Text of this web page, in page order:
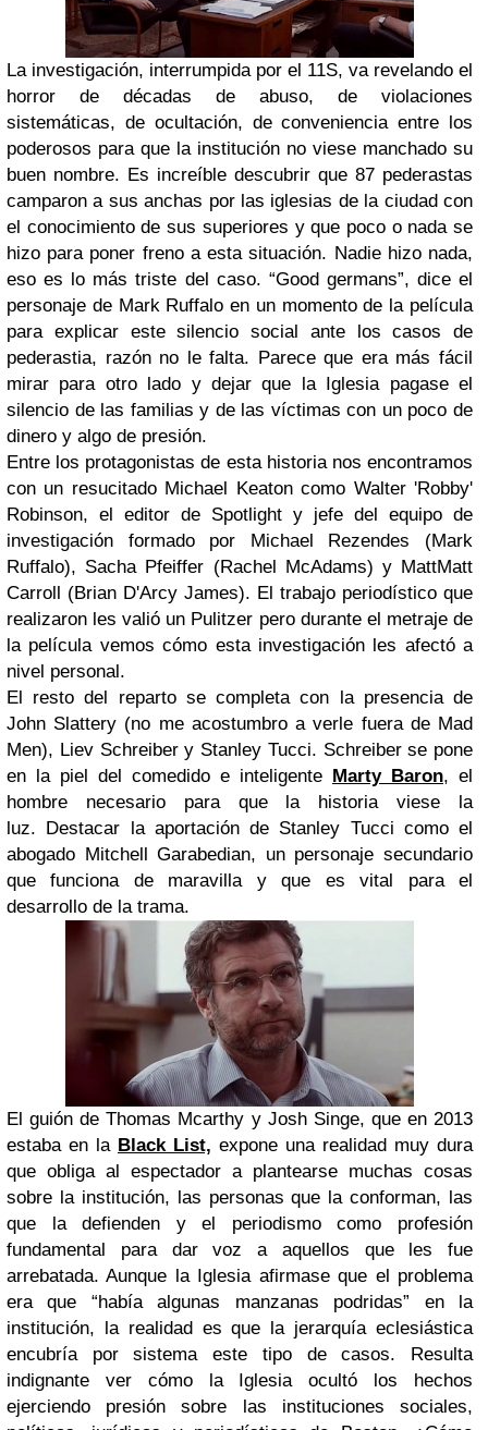
La investigación, interrumpida por el 11S, va revelando el
horror de décadas de abuso, de violaciones
sistemáticas, de ocultación, de conveniencia entre los
poderosos para que la institución no viese manchado su
buen nombre. Es increíble descubrir que 87 pederastas
camparon a sus anchas por las iglesias de la ciudad con
el conocimiento de sus superiores y que poco o nada se
hizo para poner freno a esta situación. Nadie hizo nada,
eso es lo más triste del caso. “Good germans”, dice el
personaje de Mark Ruffalo en un momento de la película
para explicar este silencio social ante los casos de
pederastia, razón no le falta. Parece que era más fácil
mirar para otro lado y dejar que la Iglesia pagase el
silencio de las familias y de las víctimas con un poco de
dinero y algo de presión.
Entre los protagonistas de esta historia nos encontramos
con un resucitado Michael Keaton como Walter 'Robby'
Robinson, el editor de Spotlight y jefe del equipo de
investigación formado por Michael Rezendes (Mark
Ruffalo), Sacha Pfeiffer (Rachel McAdams) y MattMatt
Carroll (Brian D'Arcy James). El trabajo periodístico que
realizaron les valió un Pulitzer pero durante el metraje de
la película vemos cómo esta investigación les afectó a
nivel personal.
El resto del reparto se completa con la presencia de
John Slattery (no me acostumbro a verle fuera de Mad
Men), Liev Schreiber y Stanley Tucci. Schreiber se pone
en la piel del comedido e inteligente Marty Baron, el
hombre necesario para que la historia viese la
luz. Destacar la aportación de Stanley Tucci como el
abogado Mitchell Garabedian, un personaje secundario
que funciona de maravilla y que es vital para el
desarrollo de la trama.
El guión de Thomas Mcarthy y Josh Singe, que en 2013
estaba en la Black List, expone una realidad muy dura
que obliga al espectador a plantearse muchas cosas
sobre la institución, las personas que la conforman, las
que la defienden y el periodismo como profesión
fundamental para dar voz a aquellos que les fue
arrebatada. Aunque la Iglesia afirmase que el problema
era que “había algunas manzanas podridas” en la
institución, la realidad es que la jerarquía eclesiástica
encubría por sistema este tipo de casos. Resulta
indignante ver cómo la Iglesia ocultó los hechos
ejerciendo presión sobre las instituciones sociales,